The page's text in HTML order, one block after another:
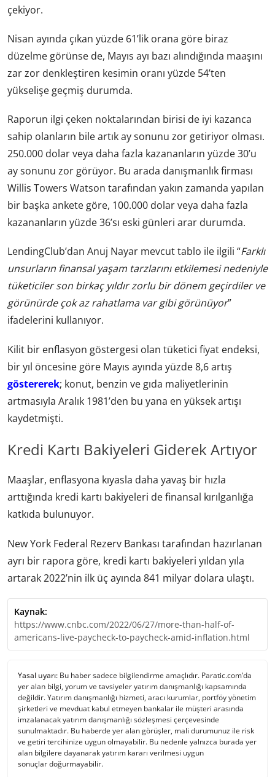
çekiyor.
Nisan ayında çıkan yüzde 61’lik orana göre biraz
düzelme görünse de, Mayıs ayı bazı alındığında maaşını
zar zor denkleştiren kesimin oranı yüzde 54’ten
yükselişe geçmiş durumda.
Raporun ilgi çeken noktalarından birisi de iyi kazanca
sahip olanların bile artık ay sonunu zor getiriyor olması.
250.000 dolar veya daha fazla kazananların yüzde 30’u
ay sonunu zor görüyor. Bu arada danışmanlık firması
Willis Towers Watson tarafından yakın zamanda yapılan
bir başka ankete göre, 100.000 dolar veya daha fazla
kazananların yüzde 36’sı eski günleri arar durumda.
LendingClub’dan Anuj Nayar mevcut tablo ile ilgili “Farklı
unsurların finansal yaşam tarzlarını etkilemesi nedeniyle
tüketiciler son birkaç yıldır zorlu bir dönem geçirdiler ve
görünürde çok az rahatlama var gibi görünüyor”
ifadelerini kullanıyor.
Kilit bir enflasyon göstergesi olan tüketici fiyat endeksi,
bir yıl öncesine göre Mayıs ayında yüzde 8,6 artış
göstererek; konut, benzin ve gıda maliyetlerinin
artmasıyla Aralık 1981’den bu yana en yüksek artışı
kaydetmişti.
Kredi Kartı Bakiyeleri Giderek Artıyor
Maaşlar, enflasyona kıyasla daha yavaş bir hızla
arttığında kredi kartı bakiyeleri de finansal kırılganlığa
katkıda bulunuyor.
New York Federal Rezerv Bankası tarafından hazırlanan
ayrı bir rapora göre, kredi kartı bakiyeleri yıldan yıla
artarak 2022’nin ilk üç ayında 841 milyar dolara ulaştı.
Kaynak:
https://www.cnbc.com/2022/06/27/more-than-half-of-
americans-live-paycheck-to-paycheck-amid-inflation.html
Yasal uyarı: Bu haber sadece bilgilendirme amaçlıdır. Paratic.com’da
yer alan bilgi, yorum ve tavsiyeler yatırım danışmanlığı kapsamında
değildir. Yatırım danışmanlığı hizmeti, aracı kurumlar, portföy yönetim
şirketleri ve mevduat kabul etmeyen bankalar ile müşteri arasında
imzalanacak yatırım danışmanlığı sözleşmesi çerçevesinde
sunulmaktadır. Bu haberde yer alan görüşler, mali durumunuz ile risk
ve getiri tercihinize uygun olmayabilir. Bu nedenle yalnızca burada yer
alan bilgilere dayanarak yatırım kararı verilmesi uygun
sonuçlar doğurmayabilir.